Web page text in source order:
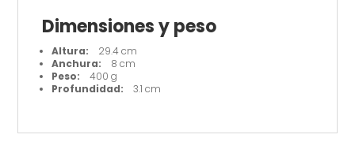
Dimensiones y peso
Altura: 29.4 cm
Anchura: 8 cm
Peso: 400 g
Profundidad: 3.1 cm